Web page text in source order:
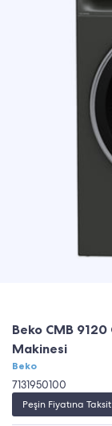
Beko CMB
Makinesi
Beko
7131950100
Peşin Fiyatına